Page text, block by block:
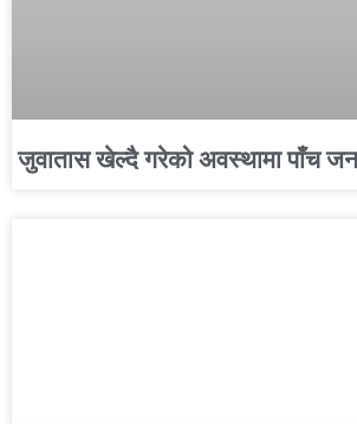
जुवातास खेल्दै गरेको अवस्थामा पाँच